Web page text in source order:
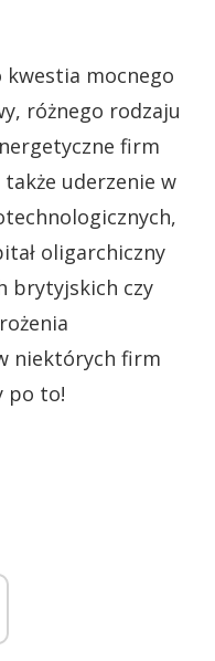
kwestia mocnego
różnego rodzaju
firm
uderzenie w
oligarchiczny
brytyjskich czy
niektórych firm
po to!